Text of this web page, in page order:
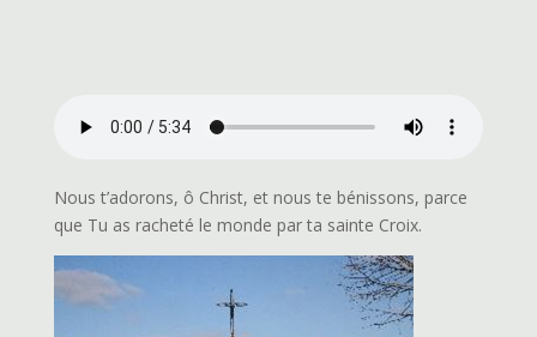
Nous t’adorons, ô Christ, et nous te bénissons, parce
que Tu as racheté le monde par ta sainte Croix.